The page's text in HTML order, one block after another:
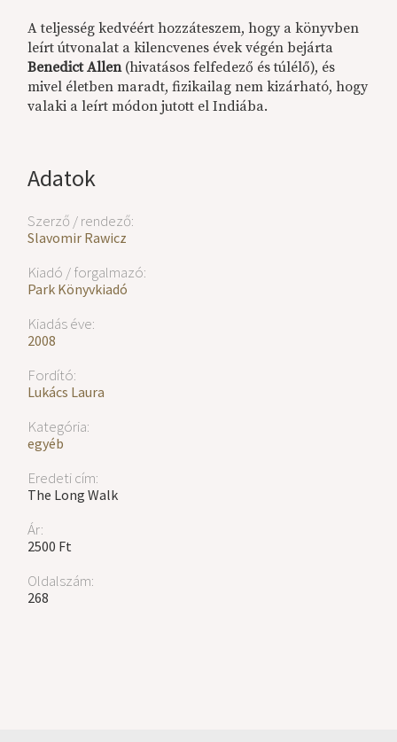
Adatok
Szerző / rendező:
Slavomir Rawicz
Kiadó / forgalmazó:
Park Könyvkiadó
Kiadás éve:
2008
Fordító:
Lukács Laura
Kategória:
egyéb
Eredeti cím:
The Long Walk
Ár:
2500 Ft
Oldalszám:
268
A teljesség kedvéért hozzáteszem, hogy a könyvben
leírt útvonalat a kilencvenes évek végén bejárta
Benedict Allen(hivatásos felfedező és túlélő), és
mivel életben maradt, fizikailag nem kizárható, hogy
valaki a leírt módon jutott el Indiába.